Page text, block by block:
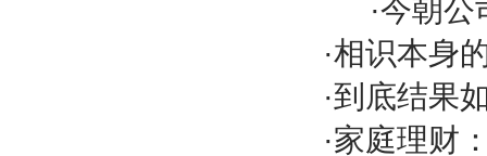
·今朝
·相识本身
·到底结果
·家庭理财